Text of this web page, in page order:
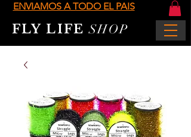
ENVIAMOS A TODO EL PAIS
FLY LIFESHOP